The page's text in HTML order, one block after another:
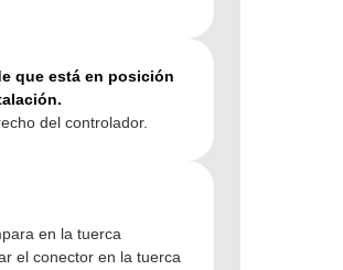
que está en posición
del controlador.
en la tuerca
el conector en la tuerca